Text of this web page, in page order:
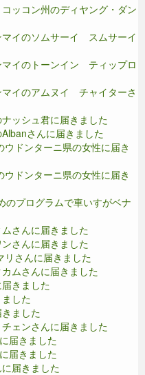
ッコン州のディヤング・ダン
マイのソムサーイ スムサーイ
マイのトーンイン ティップロ
マイのアムヌイ チャイターさ
ッシュ君に届きました
さんに届きました
ドンターニ県の女性に届き
ドンターニ県の女性に届き
のプログラムで車いすがベナ
さんに届きました
さんに届きました
リさんに届きました
ムさんに届きました
きました
した
ました
ェンさんに届きました
届きました
届きました
届きました